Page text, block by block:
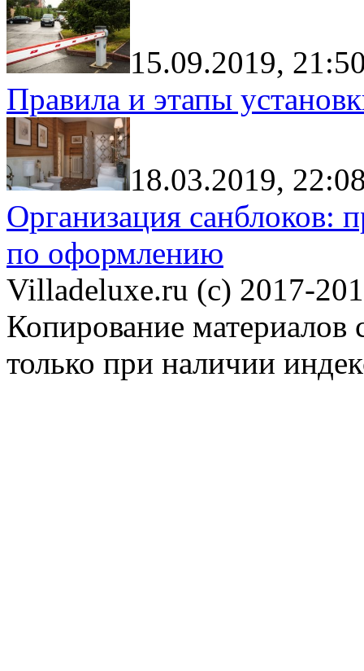
15.09.2019,
Правила и этапы
18.03.2019,
Организация санблоков:
по оформлению
Villadeluxe.ru (c) 2017-
Копирование материалов
только при наличии